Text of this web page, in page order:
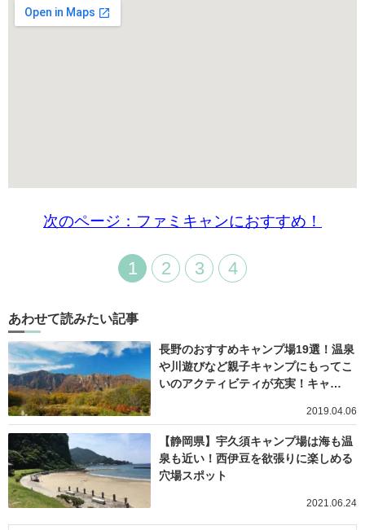
次のページ：ファミキャンにおすすめ！
1 2 3 4
あわせて読みたい記事
長野のおすすめキャンプ場19選！温泉
や川遊びなど親子キャンプにもってこ
いのアクティビティが充実！キャ…
2019.04.06
【静岡県】宇久須キャンプ場は海も温
泉も近い！西伊豆を欲張りに楽しめる
穴場スポット
2021.06.24